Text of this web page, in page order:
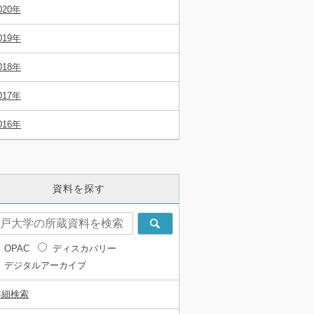
年
年
年
年
年
資料を探す
OPAC
ディスカバリー
デジタルアーカイブ
検索